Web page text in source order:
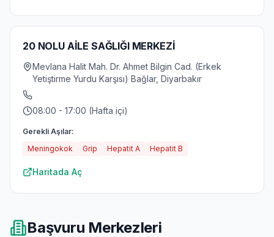
20 NOLU AİLE SAĞLIĞI MERKEZİ
Mevlana Halit Mah. Dr. Ahmet Bilgin Cad. (Erkek
Yetiştirme Yurdu Karşısı) Bağlar, Diyarbakır
08:00 - 17:00 (Hafta içi)
Gerekli Aşılar:
Meningokok
Grip Hepatit A Hepatit B
Haritada Aç
Başvuru Merkezleri